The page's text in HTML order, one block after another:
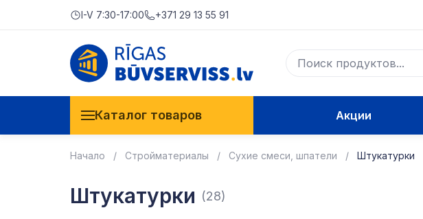
I-V 7:30-17:00 +371 29 13 55 91
Каталог товаров Акции
Начало Стройматериалы Сухие смеси, шпатели Штукатурки
Штукатурки (28)